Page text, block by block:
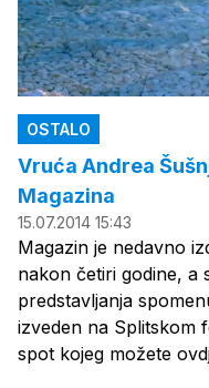
OSTALO
Vruća Andrea
Magazina
15.07.2014 15:43
Magazin je nedavno
nakon četiri godine,
predstavljanja
izveden na Splitskom
spot kojeg možete